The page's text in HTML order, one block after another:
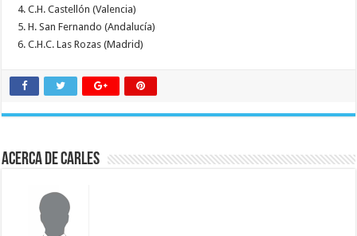
4. C.H. Castellón (Valencia)
5. H. San Fernando (Andalucía)
6. C.H.C. Las Rozas (Madrid)
Acerca de Carles